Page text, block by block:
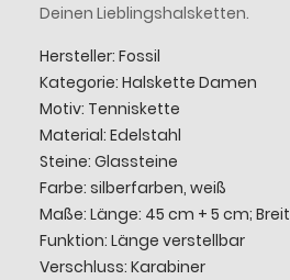
Deinen Lieblingshalsketten.
Hersteller: Fossil
Kategorie: Halskette Damen
Motiv: Tenniskette
Material: Edelstahl
Steine: Glassteine
Farbe: silberfarben, weiß
Maße: Länge: 45 cm + 5 cm;
Funktion: Länge verstellbar
Verschluss: Karabiner